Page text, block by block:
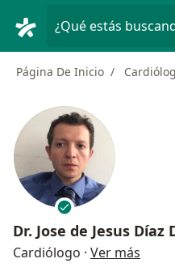
¿Qué estás
Página De Inicio
Dr. Jose de Jesus Díaz
Cardiólogo · Ver más